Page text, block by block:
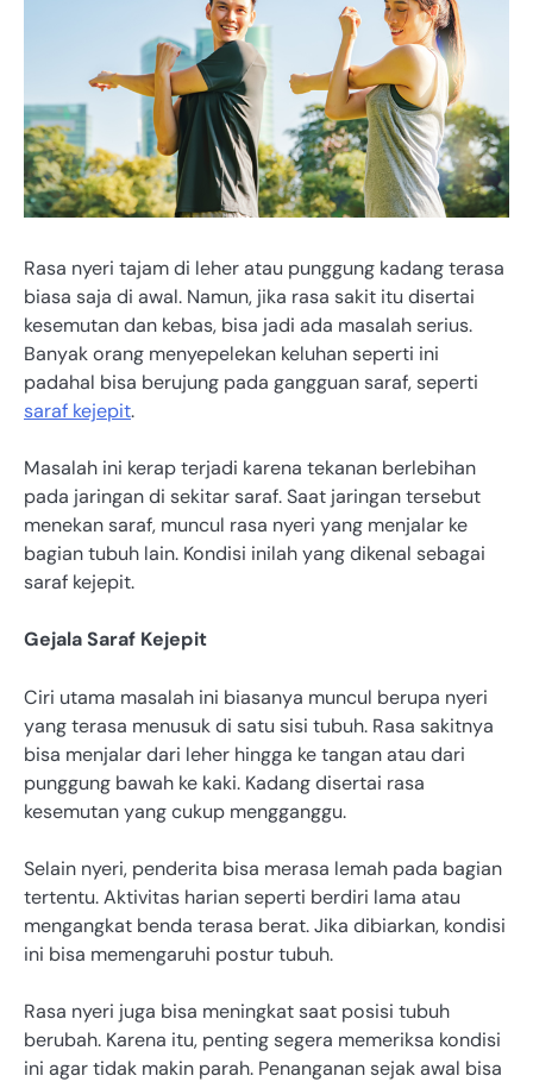
Rasa nyeri tajam di leher atau punggung kadang terasa
biasa saja di awal. Namun, jika rasa sakit itu disertai
kesemutan dan kebas, bisa jadi ada masalah serius.
Banyak orang menyepelekan keluhan seperti ini
padahal bisa berujung pada gangguan saraf, seperti
saraf kejepit.
Masalah ini kerap terjadi karena tekanan berlebihan
pada jaringan di sekitar saraf. Saat jaringan tersebut
menekan saraf, muncul rasa nyeri yang menjalar ke
bagian tubuh lain. Kondisi inilah yang dikenal sebagai
saraf kejepit.
Gejala Saraf Kejepit
Ciri utama masalah ini biasanya muncul berupa nyeri
yang terasa menusuk di satu sisi tubuh. Rasa sakitnya
bisa menjalar dari leher hingga ke tangan atau dari
punggung bawah ke kaki. Kadang disertai rasa
kesemutan yang cukup mengganggu.
Selain nyeri, penderita bisa merasa lemah pada bagian
tertentu. Aktivitas harian seperti berdiri lama atau
mengangkat benda terasa berat. Jika dibiarkan, kondisi
ini bisa memengaruhi postur tubuh.
Rasa nyeri juga bisa meningkat saat posisi tubuh
berubah. Karena itu, penting segera memeriksa kondisi
ini agar tidak makin parah. Penanganan sejak awal bisa